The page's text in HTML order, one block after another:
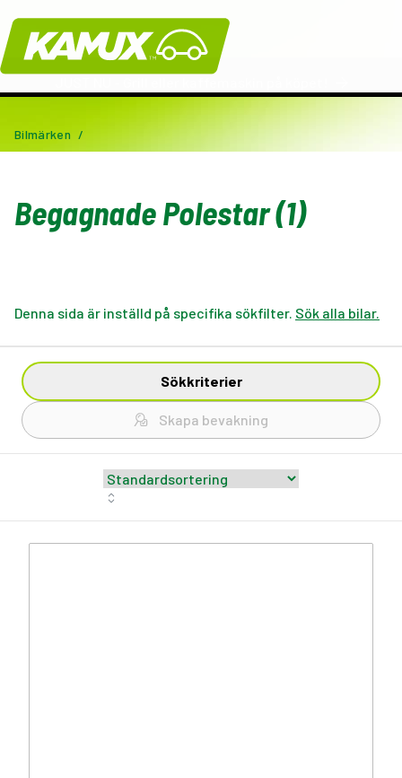
Kamux
Bilmärken /
Begagnade Polestar (1)
Denna sida är inställd på specifika sökfilter. Sök alla bilar.
Sökkriterier
Skapa bevakning